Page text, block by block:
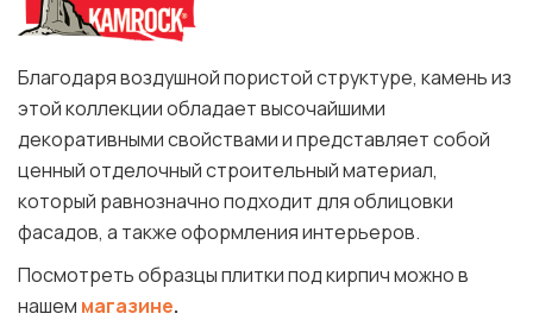
Благодаря воздушной пористой структуре, камень из
этой коллекции обладает высочайшими
декоративными свойствами и представляет собой
ценный отделочный строительный материал,
который равнозначно подходит для облицовки
фасадов, а также оформления интерьеров.
Посмотреть образцы плитки под кирпич можно в
нашем магазине.